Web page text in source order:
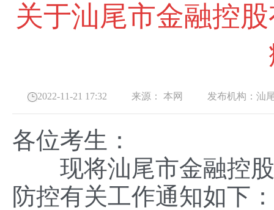
关于汕尾市金融控
2022-11-21 17:32 来源： 本网 发布机构： 汕
各位考生：
现将汕尾市金融控股
防控有关工作通知如下：